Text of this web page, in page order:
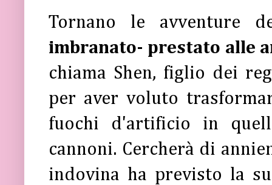
Tornano le avventure
imbranato- prestato alle
chiama Shen, figlio dei
per aver voluto
fuochi d'artificio in
cannoni. Cercherà di
indovina ha previsto la